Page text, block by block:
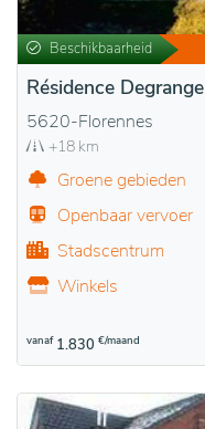
Beschikbaarheid
Résidence Degrange
5620-Florennes
+18 km
Groene gebieden
Openbaar vervoer
Stadscentrum
Winkels
vanaf 1.830 €/maand